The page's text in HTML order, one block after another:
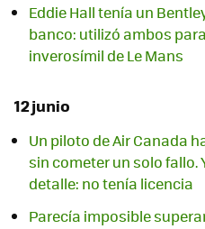
Eddie Hall tenía un
banco: utilizó ambos
inverosímil de Le Mans
12 junio
Un piloto de Air Canada
sin cometer un solo fallo.
detalle: no tenía licencia
Parecía imposible